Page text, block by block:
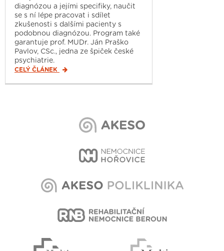
diagnózou a jejími specifiky, naučit
se s ní lépe pracovat i sdílet
zkušenosti s dalšími pacienty s
podobnou diagnózou. Program také
garantuje prof. MUDr. Ján Praško
Pavlov, CSc., jedna ze špiček české
psychiatrie.
CELÝ ČLÁNEK